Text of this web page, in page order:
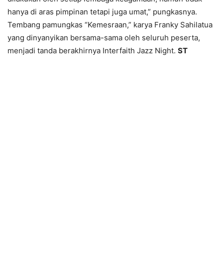
hanya di aras pimpinan tetapi juga umat,” pungkasnya.
Tembang pamungkas “Kemesraan,” karya Franky Sahilatua
yang dinyanyikan bersama-sama oleh seluruh peserta,
menjadi tanda berakhirnya Interfaith Jazz Night. ST